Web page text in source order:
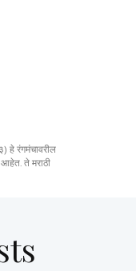
हे रंगमंचावरील
ते मराठी